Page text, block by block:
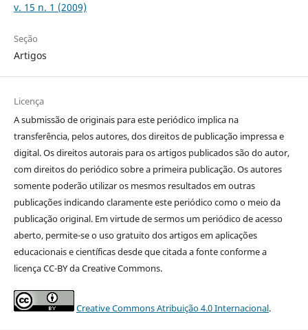
v. 15 n. 1 (2009)
Seção
Artigos
Licença
A submissão de originais para este periódico implica na
transferência, pelos autores, dos direitos de publicação impressa e
digital. Os direitos autorais para os artigos publicados são do autor,
com direitos do periódico sobre a primeira publicação. Os autores
somente poderão utilizar os mesmos resultados em outras
publicações indicando claramente este periódico como o meio da
publicação original. Em virtude de sermos um periódico de acesso
aberto, permite-se o uso gratuito dos artigos em aplicações
educacionais e científicas desde que citada a fonte conforme a
licença CC-BY da Creative Commons.
Creative Commons Atribuição 4.0 Internacional.